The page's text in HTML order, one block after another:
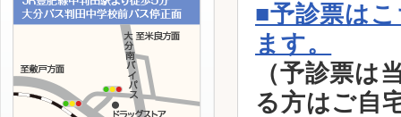
■予診票は
ます。
（予診票は
る方はご自